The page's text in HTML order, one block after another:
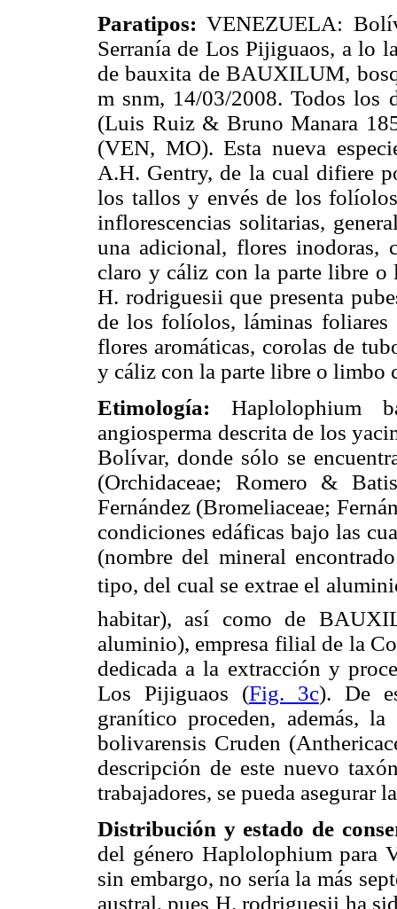
Paratipos:VENEZUELA:
Serranía de Los Pijiguaos, a lo
de bauxita de BAUXILUM,
m snm, 14/03/2008. Todos los
(Luis Ruiz & Bruno Manara
(VEN, MO). Esta nueva
A.H. Gentry, de la cual difiere
los tallos y envés de los
inflorescencias solitarias,
una adicional, flores inodoras,
claro y cáliz con la parte libre o
H. rodriguesii que presenta
de los folíolos, láminas foliares
flores aromáticas, corolas de
y cáliz con la parte libre o limbo
Etimología:Haplolophium
angiosperma descrita de los
Bolívar, donde sólo se
(Orchidaceae; Romero &
Fernández (Bromeliaceae;
condiciones edáficas bajo las
(nombre del mineral
tipo, del cual se extrae el
habitar), así como de
aluminio), empresa filial de la
dedicada a la extracción y
Los Pijiguaos (Fig. 3c). De
granítico proceden, además,
bolivarensis Cruden
descripción de este nuevo
trabajadores, se pueda asegurar
Distribución y estado de
del género Haplolophium para
sin embargo, no sería la más
austral, pues H. rodriguesii ha